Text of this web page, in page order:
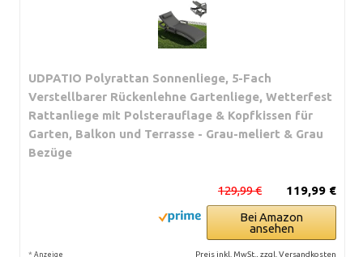
UDPATIO Polyrattan Sonnenliege, 5-Fach
Verstellbarer Rückenlehne Gartenliege, Wetterfest
Rattanliege mit Polsterauflage & Kopfkissen für
Garten, Balkon und Terrasse - Grau-meliert & Grau
Bezüge
119,99 €
129,99 €
Bei Amazon
ansehen
* Anzeige Preis inkl. MwSt., zzgl. Versandkosten